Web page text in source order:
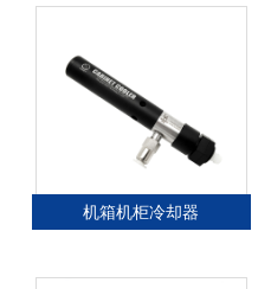
机箱机柜冷却器